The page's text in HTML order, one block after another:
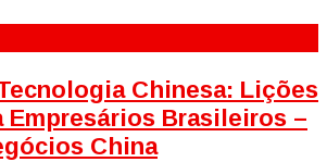
Chinesa: Lições
Empresários Brasileiros –
China